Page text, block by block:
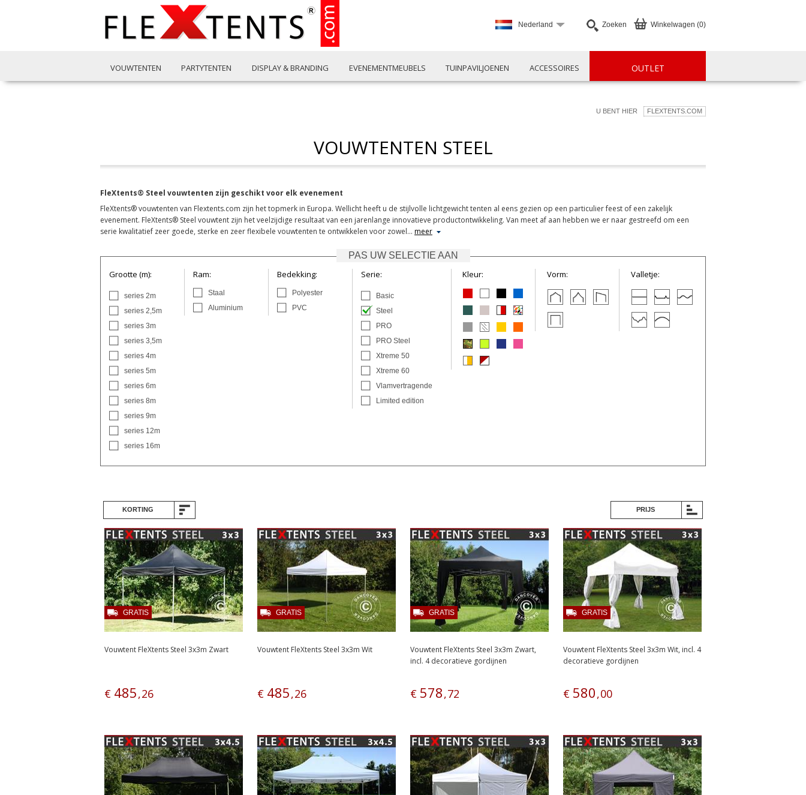
Winkelwagen (0)
Zoeken
Nederland
VOUWTENTEN PARTYTENTEN DISPLAY & BRANDING EVENEMENTMEUBELS TUINPAVILJOENEN ACCESSOIRES OUTLET
U BENT HIER FLEXTENTS.COM
VOUWTENTEN STEEL
FleXtents® Steel vouwtenten zijn geschikt voor elk evenement
FleXtents® vouwtenten van Flextents.com zijn het topmerk in Europa. Wellicht heeft u de stijlvolle lichtgewicht tenten al eens gezien op een particulier feest of een zakelijk
evenement. FleXtents® Steel vouwtent zijn het veelzijdige resultaat van een jarenlange innovatieve productontwikkeling. Van meet af aan hebben we er naar gestreefd om een
serie kwalitatief zeer goede, sterke en zeer flexibele vouwtenten te ontwikkelen voor zowel… meer
PAS UW SELECTIE AAN
Grootte (m):
series 2m
series 2,5m
series 3m
series 3,5m
series 4m
series 5m
series 6m
series 8m
series 9m
series 12m
series 16m
Ram:
Staal
Aluminium
Bedekking:
Polyester
PVC
Serie:
Basic
Steel
PRO
PRO Steel
Xtreme 50
Xtreme 60
Vlamvertragende
Limited edition
Kleur: Vorm: Valletje:
KORTING PRIJS
Vouwtent FleXtents Steel 3x3m Zwart
€ 485,26
GRATIS
Vouwtent FleXtents Steel 3x3m Wit
€ 485,26
GRATIS
Vouwtent FleXtents Steel 3x3m Zwart,
incl. 4 decoratieve gordijnen
€ 578,72
GRATIS
Vouwtent FleXtents Steel 3x3m Wit, incl. 4
decoratieve gordijnen
€ 580,00
GRATIS